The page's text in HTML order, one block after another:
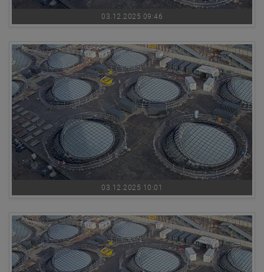
03.12.2025 09:46
03.12.2025 10:01